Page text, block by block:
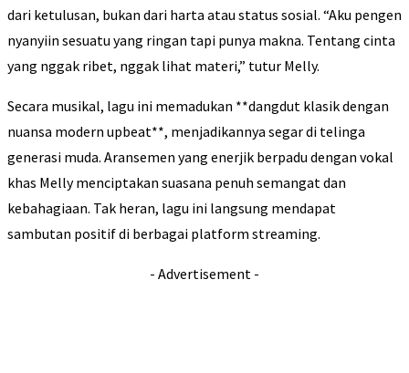
dari ketulusan, bukan dari harta atau status sosial. “Aku pengen
nyanyiin sesuatu yang ringan tapi punya makna. Tentang cinta
yang nggak ribet, nggak lihat materi,” tutur Melly.
Secara musikal, lagu ini memadukan **dangdut klasik dengan
nuansa modern upbeat**, menjadikannya segar di telinga
generasi muda. Aransemen yang enerjik berpadu dengan vokal
khas Melly menciptakan suasana penuh semangat dan
kebahagiaan. Tak heran, lagu ini langsung mendapat
sambutan positif di berbagai platform streaming.
- Advertisement -